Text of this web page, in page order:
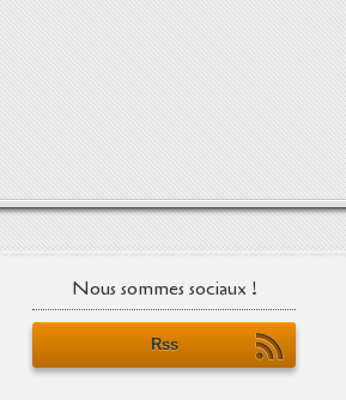
Nous sommes sociaux !
Rss